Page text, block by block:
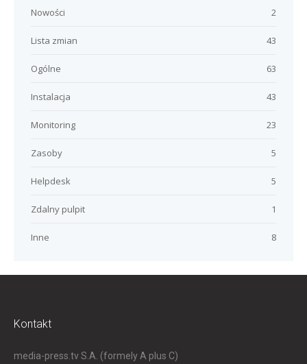
2
Nowości
43
Lista zmian
63
Ogólne
43
Instalacja
23
Monitoring
5
Zasoby
5
Helpdesk
1
Zdalny pulpit
8
Inne
Kontakt
media-press.tv S.A. (formely A plus C)